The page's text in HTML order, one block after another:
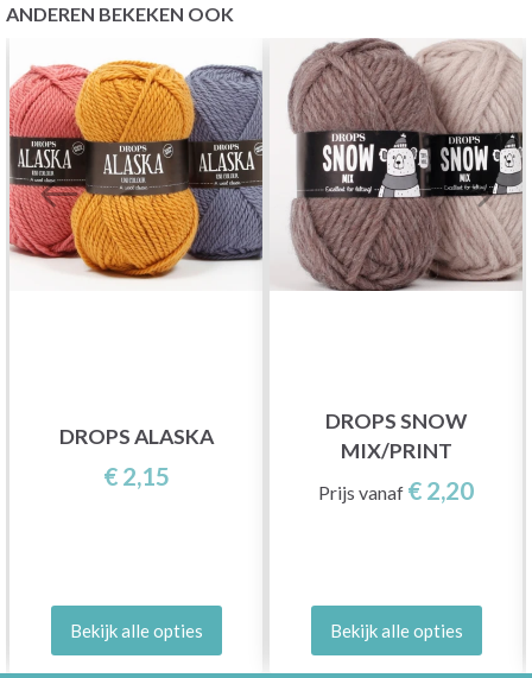
ANDEREN BEKEKEN OOK
DROPS ALASKA
€ 2,15
Bekijk alle opties
DROPS SNOW
MIX/PRINT
Prijs vanaf € 2,20
Bekijk alle opties